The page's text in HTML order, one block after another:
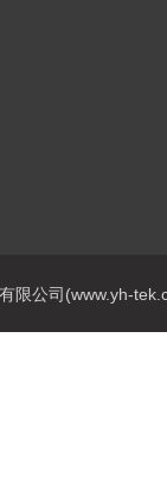
有限公司(www.yh-